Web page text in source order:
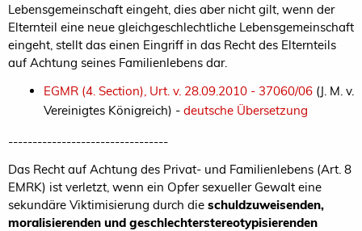
Lebensgemeinschaft eingeht, dies aber nicht gilt, wenn der
Elternteil eine neue gleichgeschlechtliche Lebensgemeinschaft
eingeht, stellt das einen Eingriff in das Recht des Elternteils
auf Achtung seines Familienlebens dar.
EGMR (4. Section), Urt. v. 28.09.2010 - 37060/06 (J. M. v.
Vereinigtes Königreich) - deutsche Übersetzung
---------------------------------
Das Recht auf Achtung des Privat- und Familienlebens (Art. 8
EMRK) ist verletzt, wenn ein Opfer sexueller Gewalt eine
sekundäre Viktimisierung durch die schuldzuweisenden,
moralisierenden und geschlechterstereotypisierenden